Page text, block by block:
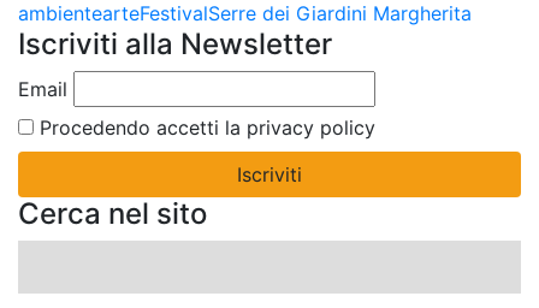
ambientearteFestivalSerre dei Giardini Margherita
Iscriviti alla Newsletter
Email
Procedendo accetti la privacy policy
Cerca nel sito